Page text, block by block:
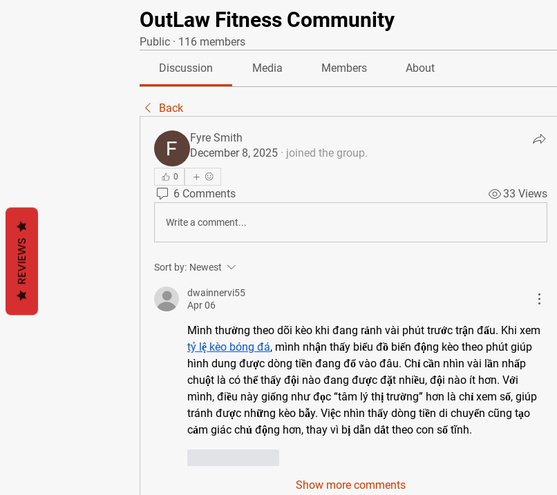
OutLaw Fitness Community
Public · 116 members
Discussion Media Members About
Back
Fyre Smith
December 8, 2025 · joined the group.
0
6 Comments 33 Views
Write a comment...
Sort by: Newest
dwainnervi55
Apr 06
tỷ lệ kèo bóng đá, mình nhận thấy biểu đồ biến động kèo theo phút giúp
hình dung được dòng tiền đang đổ vào đâu. Chỉ cần nhìn vài lần nhấp
chuột là có thể thấy đội nào đang được đặt nhiều, đội nào ít hơn. Với
mình, điều này giống như đọc “tâm lý thị trường” hơn là chỉ xem số, giúp
tránh được những kèo bẫy. Việc nhìn thấy dòng tiền di chuyển cũng tạo
cảm giác chủ động hơn, thay vì bị dẫn dắt theo con số tĩnh.
Show more comments
REVIEWS